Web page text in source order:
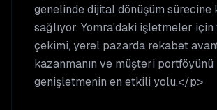
genelinde dijital dönüşüm sürecine
sağlıyor. Yomra'daki işletmeler için
çekimi, yerel pazarda rekabet
kazanmanın ve müşteri portföyünü
genişletmenin en etkili yolu.</p>